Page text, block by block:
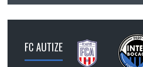
FC AUTIZE